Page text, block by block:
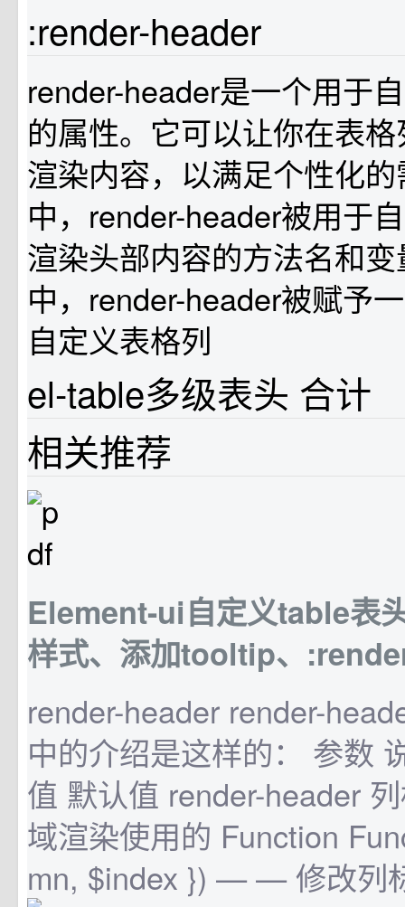
:render-header
render-header是一个用于
的属性。它可以让你在表
渲染内容，以满足个性化
中，render-header被用于
渲染头部内容的方法名和
中，render-header被赋予
自定义表格列
el-table多级表头 合计
相关推荐
Element-ui自定义table表
样式、添加tooltip、
render-header render-
中的介绍是这样的： 参数
值 默认值 render-header
域渲染使用的 Function
mn, $index }) — — 修改列